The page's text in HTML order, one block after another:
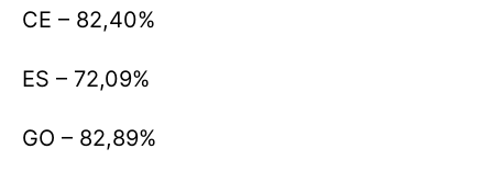
CE – 82,40%
ES – 72,09%
GO – 82,89%